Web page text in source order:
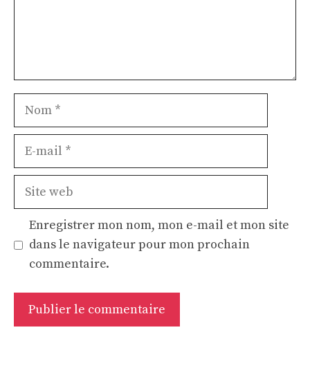
Nom
Site
Enregistrer mon nom, mon e-mail et mon site
dans le navigateur pour mon prochain
commentaire.